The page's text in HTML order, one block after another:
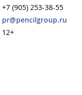
+7 (905) 253-38-55
pr@pencilgroup.ru
12+